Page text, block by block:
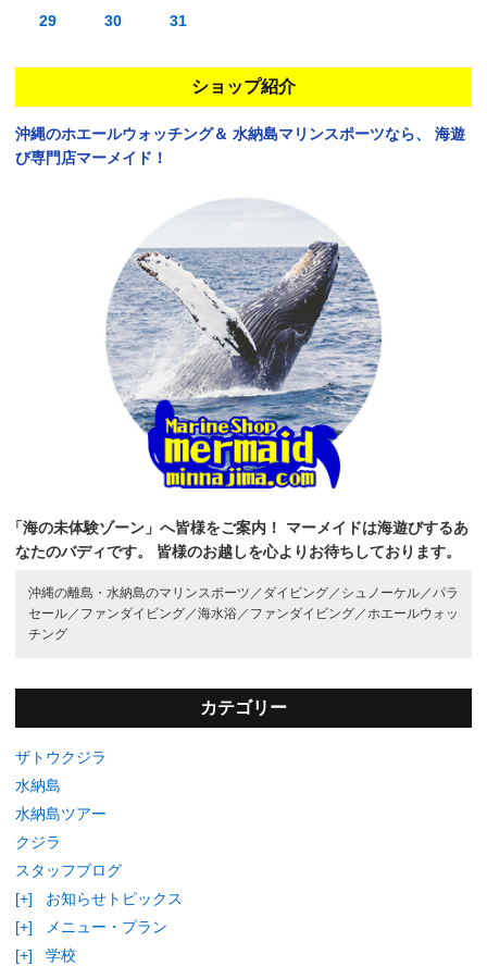
29 30 31
ショップ紹介
沖縄のホエールウォッチング＆ 水納島マリンスポーツなら、
海遊
び専門店マーメイド！
「海の未体験ゾーン」へ皆様をご案内！
マーメイドは海遊びするあ
なたのバディです。
皆様のお越しを心よりお待ちしております。
沖縄の離島・水納島のマリンスポーツ／ ダイビング／ シュノーケル／ パラ
セール／ ファンダイビング／海水浴／ ファンダイビング／ ホエールウォッ
チング
カテゴリー
ザトウクジラ
水納島
水納島ツアー
クジラ
スタッフブログ
[+]
お知らせトピックス
[+]
メニュー・プラン
[+]
学校